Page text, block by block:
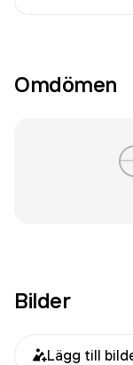
Omdömen
Bilder
Lägg till